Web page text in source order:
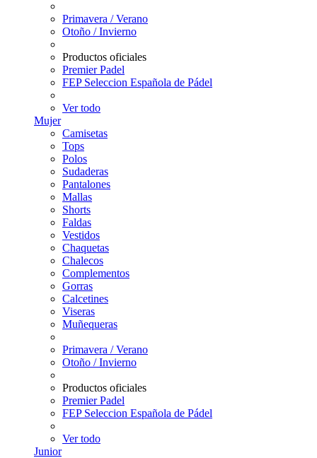
Primavera / Verano
Otoño / Invierno
Productos oficiales
Premier Padel
FEP Seleccion Española de Pádel
Ver todo
Mujer
Camisetas
Tops
Polos
Sudaderas
Pantalones
Mallas
Shorts
Faldas
Vestidos
Chaquetas
Chalecos
Complementos
Gorras
Calcetines
Viseras
Muñequeras
Primavera / Verano
Otoño / Invierno
Productos oficiales
Premier Padel
FEP Seleccion Española de Pádel
Ver todo
Junior